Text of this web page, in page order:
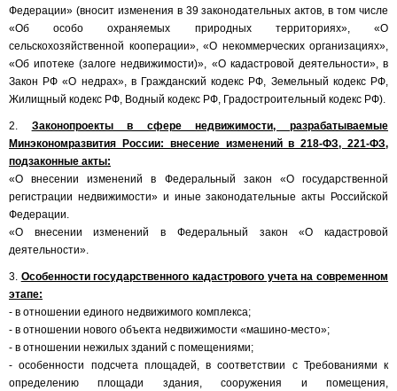
Федерации» (вносит изменения в 39 законодательных актов, в том числе
«Об особо охраняемых природных территориях», «О
сельскохозяйственной кооперации», «О некоммерческих организациях»,
«Об ипотеке (залоге недвижимости)», «О кадастровой деятельности», в
Закон РФ «О недрах», в Гражданский кодекс РФ, Земельный кодекс РФ,
Жилищный кодекс РФ, Водный кодекс РФ, Градостроительный кодекс РФ).
2. Законопроекты в сфере недвижимости, разрабатываемые
Минэкономразвития России: внесение изменений в 218-ФЗ, 221-ФЗ,
подзаконные акты:
«О внесении изменений в Федеральный закон «О государственной
регистрации недвижимости» и иные законодательные акты Российской
Федерации.
«О внесении изменений в Федеральный закон «О кадастровой
деятельности».
3. Особенности государственного кадастрового учета на современном
этапе:
- в отношении единого недвижимого комплекса;
- в отношении нового объекта недвижимости «машино-место»;
- в отношении нежилых зданий с помещениями;
- особенности подсчета площадей, в соответствии с Требованиями к
определению площади здания, сооружения и помещения,